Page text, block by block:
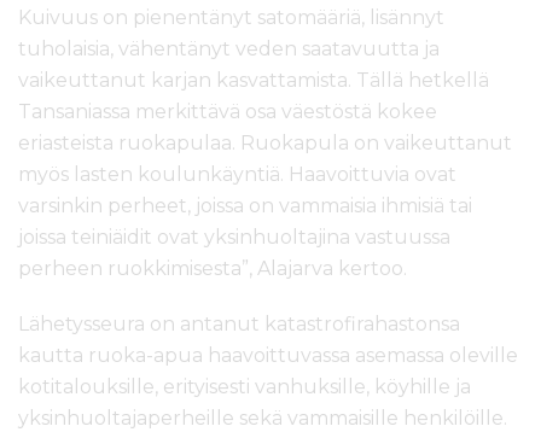
Kuivuus on pienentänyt satomääriä, lisännyt
tuholaisia, vähentänyt veden saatavuutta ja
vaikeuttanut karjan kasvattamista. Tällä hetkellä
Tansaniassa merkittävä osa väestöstä kokee
eriasteista ruokapulaa. Ruokapula on vaikeuttanut
myös lasten koulunkäyntiä. Haavoittuvia ovat
varsinkin perheet, joissa on vammaisia ihmisiä tai
joissa teiniäidit ovat yksinhuoltajina vastuussa
perheen ruokkimisesta”, Alajarva kertoo.
Lähetysseura on antanut katastrofirahastonsa
kautta ruoka-apua haavoittuvassa asemassa oleville
kotitalouksille, erityisesti vanhuksille, köyhille ja
yksinhuoltajaperheille sekä vammaisille henkilöille.